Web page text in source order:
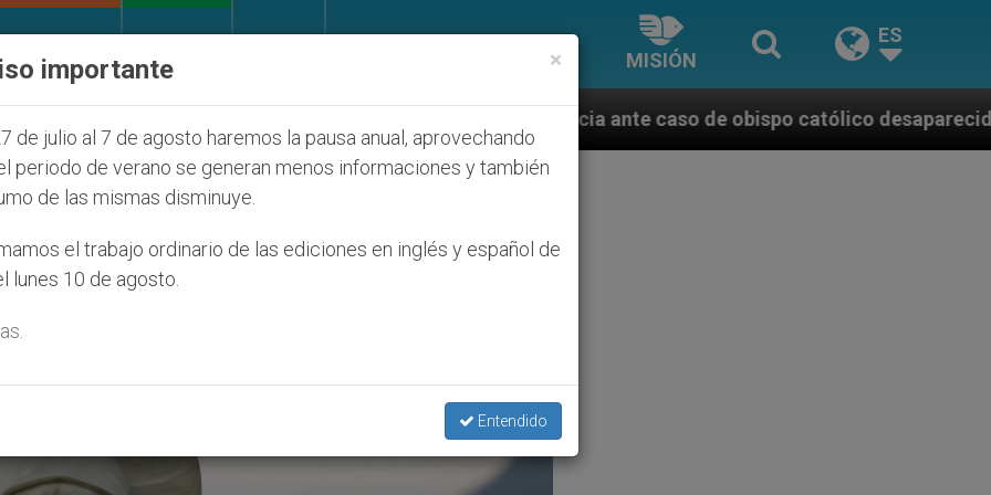
MISIÓN
ES
Seúl 2027 ONU se pronuncia ante caso de obispo católico desaparecido por la dictadura
×
importante
de julio al 7 de agosto haremos la pausa anual, aprovechando
periodo de verano se generan menos informaciones y también
de las mismas disminuye.
el trabajo ordinario de las ediciones en inglés y español de
lunes 10 de agosto.
Entendido